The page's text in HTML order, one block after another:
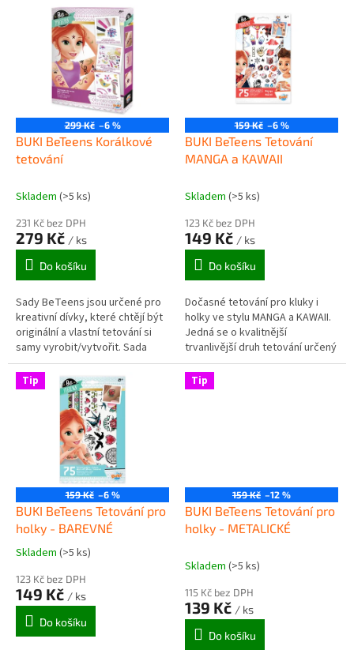
299 Kč –6 %
BUKI BeTeens Korálkové
tetování
Skladem (>5 ks)
231 Kč bez DPH
279 Kč / ks
Do košíku
Sady BeTeens jsou určené pro
kreativní dívky, které chtějí být
originální a vlastní tetování si
samy vyrobit/vytvořit. Sada
Korálkové tetování obsahuje
postup a příslušenství...
159 Kč –6 %
BUKI BeTeens Tetování
MANGA a KAWAII
Skladem (>5 ks)
123 Kč bez DPH
149 Kč / ks
Do košíku
Dočasné tetování pro kluky i
holky ve stylu MANGA a KAWAII.
Jedná se o kvalitnější
trvanlivější druh tetování určený
pro vícedenní použití...
Tip
159 Kč –6 %
BUKI BeTeens Tetování pro
holky - BAREVNÉ
Průměrné
produktu
je
5,0
Skladem (>5 ks)
123 Kč bez DPH
149 Kč / ks
Do košíku
Tip
159 Kč –12 %
BUKI BeTeens Tetování pro
holky - METALICKÉ
Skladem (>5 ks)
115 Kč bez DPH
139 Kč / ks
Do košíku